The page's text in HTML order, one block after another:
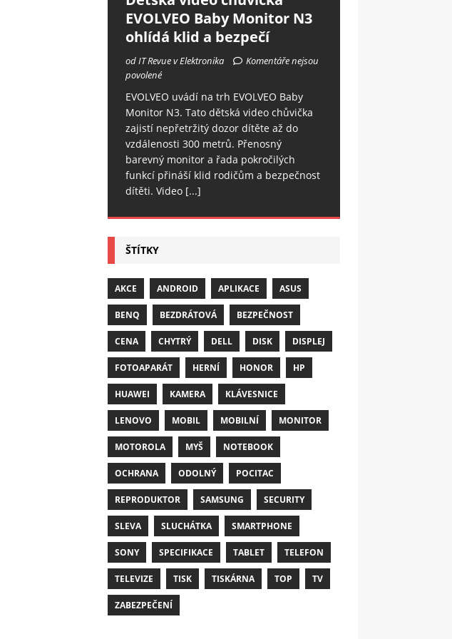
EVOLVEO Baby Monitor N3
ohlídá klid a bezpečí
od IT Revue v Elektronika
Komentáře nejsou
povolené
EVOLVEO uvádí na trh EVOLVEO Baby
Monitor N3. Tato dětská video chůvička
zajistí nepřetržitý dozor dítěte až do
vzdálenosti 300 metrů. Přenosný
barevný monitor a řada pokročilých
funkcí přináší klid rodičům a bezpečnost
dítěti. Video [...]
ŠTÍTKY
AKCE ANDROID APLIKACE ASUS
BENQ BEZDRÁTOVÁ BEZPEČNOST
CENA CHYTRÝ DELL DISK DISPLEJ
FOTOAPARÁT HERNÍ HONOR HP
HUAWEI KAMERA KLÁVESNICE
LENOVO MOBIL MOBILNÍ MONITOR
MOTOROLA MYŠ NOTEBOOK
OCHRANA ODOLNÝ POCITAC
REPRODUKTOR SAMSUNG SECURITY
SLEVA SLUCHÁTKA SMARTPHONE
SONY SPECIFIKACE TABLET TELEFON
TELEVIZE TISK TISKÁRNA TOP TV
ZABEZPEČENÍ